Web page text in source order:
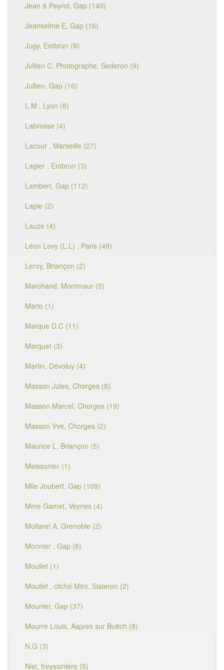
Jean & Peyrot, Gap (140)
Jeanselme E, Gap (16)
Jugy, Embrun (9)
Jullien C, Photographe, Sederon (9)
Jullien, Gap (16)
L.M , Lyon (8)
Labrosse (4)
Lacour , Marseille (27)
Lagier , Embrun (3)
Lambert, Gap (112)
Lapie (2)
Lauze (4)
Léon Levy (L.L) , Paris (49)
Leroy, Briançon (2)
Marchand, Montmaur (5)
Mario (1)
Marque D.C (11)
Marquet (3)
Martin, Dévoluy (4)
Masson Jules, Chorges (8)
Masson Marcel, Chorges (19)
Masson Vve, Chorges (2)
Maurice L, Briançon (5)
Meissonier (1)
Mlle Joubert, Gap (109)
Mme Gamet, Veynes (4)
Mollaret A, Grenoble (2)
Monnier , Gap (6)
Moullet (1)
Moullet , cliché Miro, Sisteron (2)
Mounier, Gap (37)
Mourre Louis, Aspres sur Buëch (8)
N.G (3)
Niel, freyssinière (5)